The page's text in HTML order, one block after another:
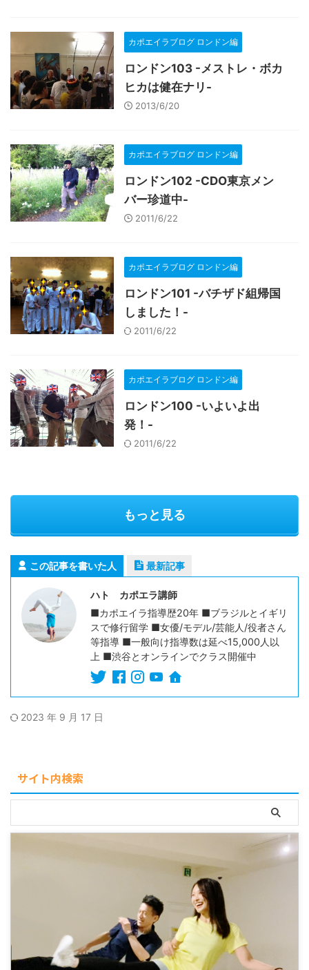
カポエイラブログ ロンドン編
ロンドン103 -メストレ・ボカ
ヒカは健在ナリ-
2013/6/20
カポエイラブログ ロンドン編
ロンドン102 -CDO東京メン
バー珍道中-
2011/6/22
カポエイラブログ ロンドン編
ロンドン101 -バチザド組帰国
しました！-
2011/6/22
カポエイラブログ ロンドン編
ロンドン100 -いよいよ出
発！-
2011/6/22
もっと見る
この記事を書いた人 最新記事
ハト カポエラ講師
■カポエイラ指導歴20年 ■ブラジルとイギリ
スで修行留学 ■女優/モデル/芸能人/役者さん
等指導 ■一般向け指導数は延べ15,000人以
上 ■渋谷とオンラインでクラス開催中
2023 年 9 月 17 日
サイト内検索